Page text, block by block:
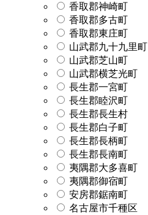
香取郡神崎町
香取郡多古町
香取郡東庄町
山武郡九十九里町
山武郡芝山町
山武郡横芝光町
長生郡一宮町
長生郡睦沢町
長生郡長生村
長生郡白子町
長生郡長柄町
長生郡長南町
夷隅郡大多喜町
夷隅郡御宿町
安房郡鋸南町
名古屋市千種区